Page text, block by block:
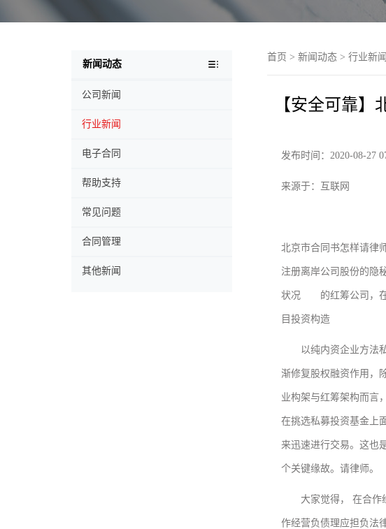
新闻动态
公司新闻
行业新闻
电子合同
帮助支持
常见问题
合同管理
其他新闻
首页 > 新闻动态 > 行业新闻
【安全可靠】
发布时间：2020-08-27
来源于：互联网
北京市合同书怎样请律
注册离岸公司股份的隐
状况 的红筹公司，在
目投资构造
以纯内资企业方法私
渐修复股权融资作用，
业构架与红筹架构而言
在挑选私募投资基金上
来迅速进行交易。这也
个关键缘故。请律师。
大家觉得， 在合作经
作经营负债理应担负法